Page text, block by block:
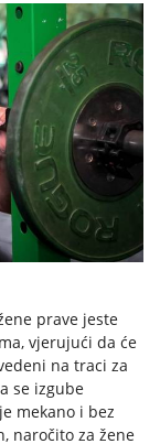
prave jeste
vjerujući da će
na traci za
se izgube
mekano i bez
naročito za žene